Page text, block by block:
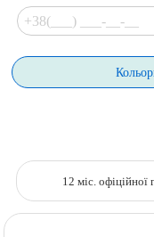
12 міс. офіційної